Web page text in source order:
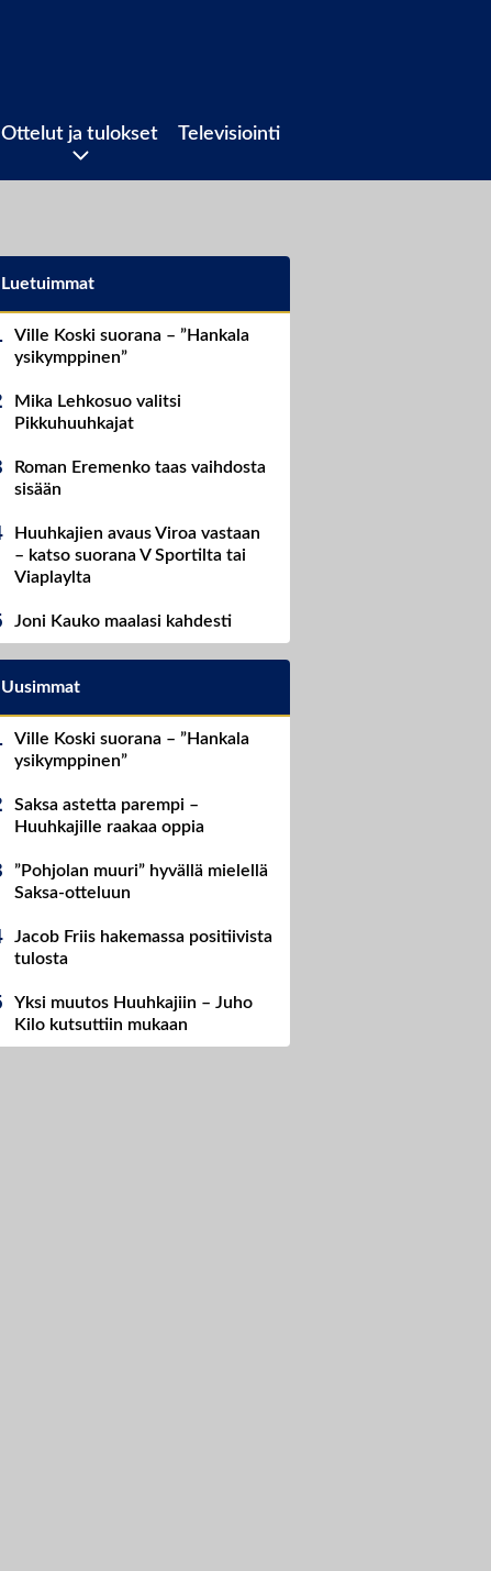
Ottelut ja tulokset Televisiointi
Luetuimmat
Ville Koski suorana – ”Hankala
ysikymppinen”
Mika Lehkosuo valitsi
Pikkuhuuhkajat
Roman Eremenko taas vaihdosta
sisään
Huuhkajien avaus Viroa vastaan
– katso suorana V Sportilta tai
Viaplaylta
Joni Kauko maalasi kahdesti
Uusimmat
Ville Koski suorana – ”Hankala
ysikymppinen”
Saksa astetta parempi –
Huuhkajille raakaa oppia
”Pohjolan muuri” hyvällä mielellä
Saksa-otteluun
Jacob Friis hakemassa positiivista
tulosta
Yksi muutos Huuhkajiin – Juho
Kilo kutsuttiin mukaan